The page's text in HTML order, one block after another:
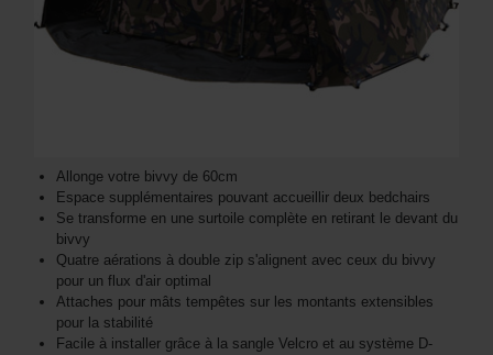
Allonge votre bivvy de 60cm
Espace supplémentaires pouvant accueillir deux bedchairs
Se transforme en une surtoile complète en retirant le devant du
bivvy
Quatre aérations à double zip s'alignent avec ceux du bivvy
pour un flux d'air optimal
Attaches pour mâts tempêtes sur les montants extensibles
pour la stabilité
Facile à installer grâce à la sangle Velcro et au système D-